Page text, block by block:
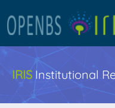
IRIS Institutional